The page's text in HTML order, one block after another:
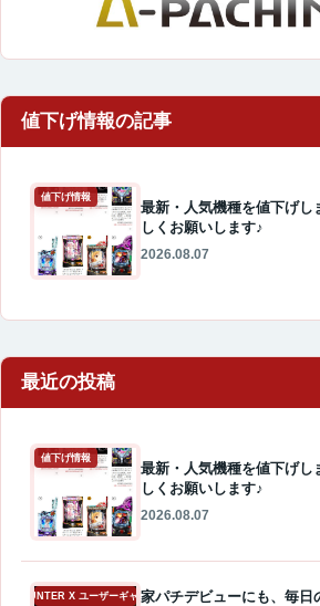
値下げ情報
最新・人気機種を値下げし
しくお願いします♪
2026.08.07
最近の投稿
値下げ情報
最新・人気機種を値下げし
しくお願いします♪
2026.08.07
A-COUNTER X ユーザーギャラリー家パチデビューにも、毎日